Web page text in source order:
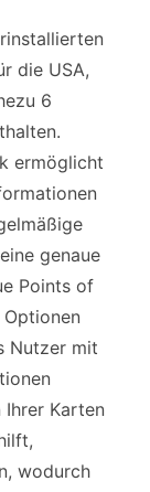
die USA,
6
ermöglicht
genaue
Points of
Nutzer mit
Ihrer Karten
wodurch